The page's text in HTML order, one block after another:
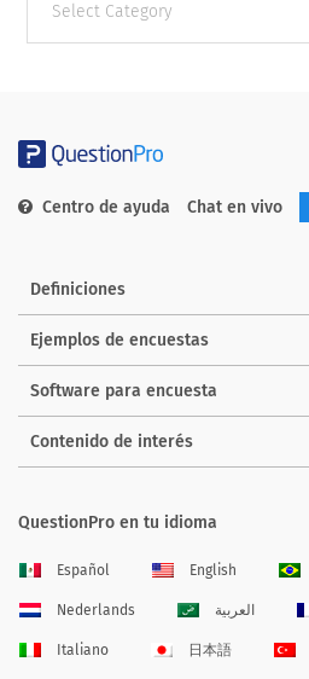
categories
Centro de ayuda Chat en vivo
Definiciones
Ejemplos de encuestas
Software para encuesta
Contenido de interés
QuestionPro en tu idioma
Español English
Nederlands العربية
Italiano 日本語